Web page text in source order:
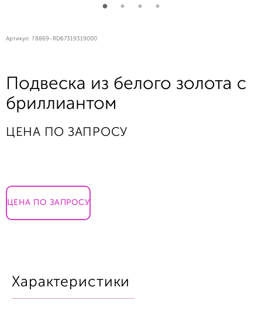
Артикул: Г8869-RD67319319000
Подвеска из белого золота с
бриллиантом
ЦЕНА ПО ЗАПРОСУ
ЦЕНА ПО ЗАПРОСУ
Характеристики